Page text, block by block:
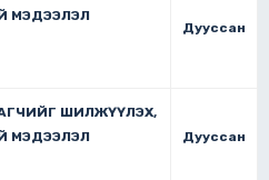
МЭДЭЭЛЭЛ
Дууссан
ШИЛЖҮҮЛЭХ,
МЭДЭЭЛЭЛ
Дууссан